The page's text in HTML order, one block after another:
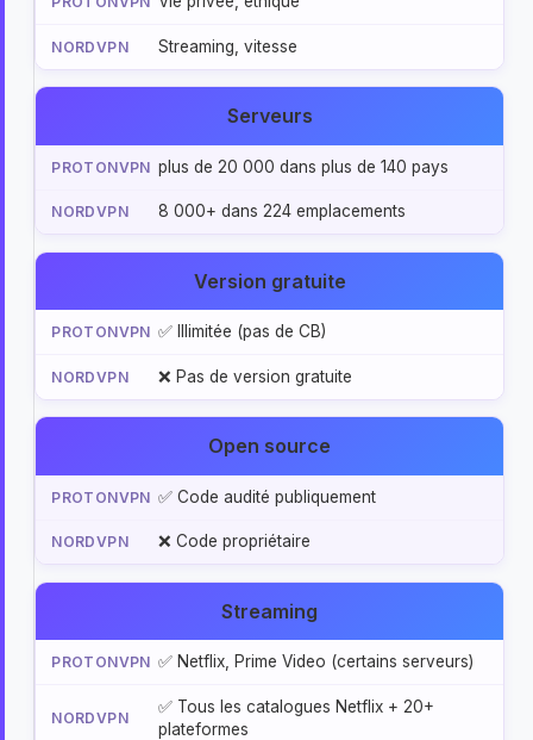
Streaming, vitesse
Serveurs
plus de 20 000 dans plus de 140 pays
8 000+ dans 224 emplacements
Version gratuite
✅ Illimitée (pas de CB)
❌ Pas de version gratuite
Open source
✅ Code audité publiquement
❌ Code propriétaire
Streaming
✅ Netflix, Prime Video (certains serveurs)
✅ Tous les catalogues Netflix + 20+
plateformes